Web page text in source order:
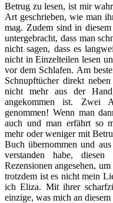
Betrug zu lesen, ist mir
Art geschrieben, wie man
mag. Zudem sind in
untergebracht, dass man
nicht sagen, dass es
nicht in Einzelteilen lesen
vor dem Schlafen. Am
Schnupftücher direkt
nicht mehr aus der
angekommen ist. Zwei
genommen! Wenn man
auch und man erfährt so
mehr oder weniger mit
Buch übernommen und
verstanden habe,
Rezensionen angesehen,
trotzdem ist es nicht mein
ich Eliza. Mit ihrer
einzige, was mich an